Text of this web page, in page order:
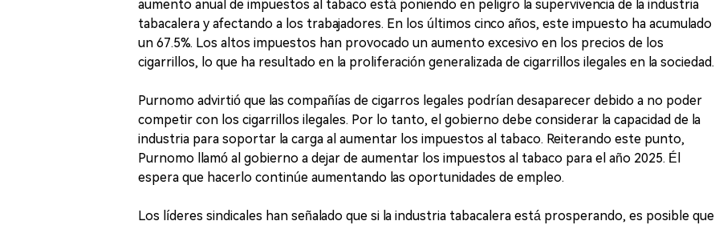
aumento anual de impuestos al tabaco está poniendo en peligro la supervivencia de la industria
tabacalera y afectando a los trabajadores. En los últimos cinco años, este impuesto ha acumulado
un 67.5%. Los altos impuestos han provocado un aumento excesivo en los precios de los
cigarrillos, lo que ha resultado en la proliferación generalizada de cigarrillos ilegales en la sociedad.
Purnomo advirtió que las compañías de cigarros legales podrían desaparecer debido a no poder
competir con los cigarrillos ilegales. Por lo tanto, el gobierno debe considerar la capacidad de la
industria para soportar la carga al aumentar los impuestos al tabaco. Reiterando este punto,
Purnomo llamó al gobierno a dejar de aumentar los impuestos al tabaco para el año 2025. Él
espera que hacerlo continúe aumentando las oportunidades de empleo.
Los líderes sindicales han señalado que si la industria tabacalera está prosperando, es posible que